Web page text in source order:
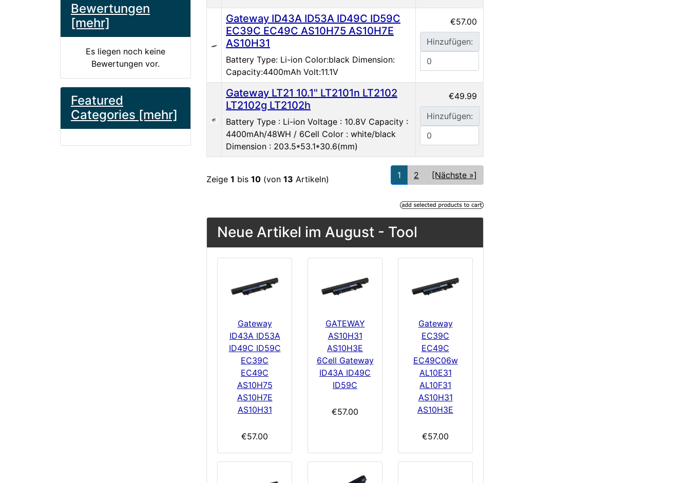
Bewertungen
[mehr]
Es liegen noch keine
Bewertungen vor.
Featured
Categories [mehr]
Gateway ID43A ID53A ID49C ID59C
EC39C EC49C AS10H75 AS10H7E
AS10H31
Battery Type: Li-ion Color:black Dimension:
Capacity:4400mAh Volt:11.1V
€57.00
Hinzufügen:
Gateway LT21 10.1" LT2101n LT2102
LT2102g LT2102h
Battery Type : Li-ion Voltage : 10.8V Capacity :
4400mAh/48WH / 6Cell Color : white/black
Dimension : 203.5*53.1*30.6(mm)
€49.99
Hinzufügen:
Zeige 1 bis 10 (von 13 Artikeln) 1 2 [Nächste »]
Neue Artikel im August - Tool
Gateway
ID43A ID53A
ID49C ID59C
EC39C
EC49C
AS10H75
AS10H7E
AS10H31
€57.00
GATEWAY
AS10H31
AS10H3E
6Cell Gateway
ID43A ID49C
ID59C
€57.00
Gateway
EC39C
EC49C
EC49C06w
AL10E31
AL10F31
AS10H31
AS10H3E
€57.00